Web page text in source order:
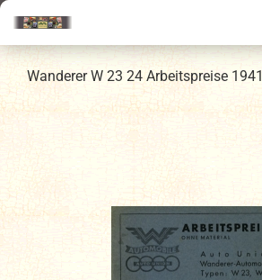
Wanderer W 23 24 Arbeitspreise 1941